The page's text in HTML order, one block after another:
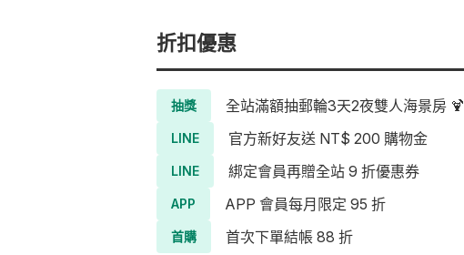
折扣優惠
抽獎 全站滿額抽郵輪3天2夜雙人海景房 🍹
LINE 官方新好友送 NT$ 200 購物金
LINE 綁定會員再贈全站 9 折優惠券
APP APP 會員每月限定 95 折
首購 首次下單結帳 88 折